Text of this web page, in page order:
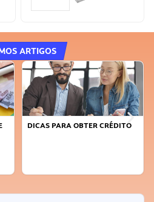
ARTIGOS
DICAS PARA OBTER CRÉDITO